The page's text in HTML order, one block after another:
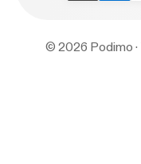
© 2026 Podimo